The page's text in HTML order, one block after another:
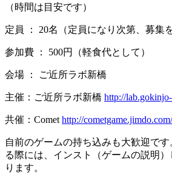
（時間は目安です）
定員 ： 20名（定員になり次第、募集
参加費 ： 500円（軽食代として）
会場 ： ご近所ラボ新橋
主催：ご近所ラボ新橋 http://
共催：Comet http://cometgame.jimdo.com/
自前のゲームの持ち込みも大歓迎で
る際には、インスト（ゲームの説明
ります。